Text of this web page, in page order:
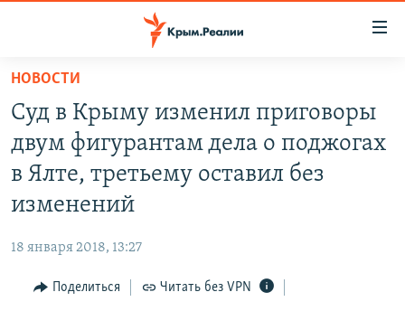
Вернуться
основному
содержанию
Вернутся
главной
Вернутся
поиску
СПЕЦПРОЕКТЫ
ГРУЗ 200
КАРТА ВОЕННЫХ ОБЪЕКТОВ КРЫМА
ВОДА
ИНТЕРАКТИВ
ИНФОГРАФИКА
РАДІО СВОБОДА
КАК ОБОЙТИ БЛОКИРОВКУ
НОВОСТИ
Суд в Крыму изменил приговоры
двум фигурантам дела о поджогах
в Ялте, третьему оставил без
изменений
18 января 2018, 13:27
Поделиться Читать без VPN